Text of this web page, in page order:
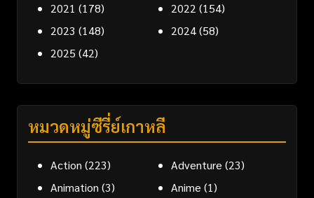
2021 (178) 2022 (154)
2023 (148) 2024(58)
2025 (42)
หมวดหมู่ซีรี่ย์เกาหลี
Action (223) Adventure (23)
Animation (3) Anime (1)